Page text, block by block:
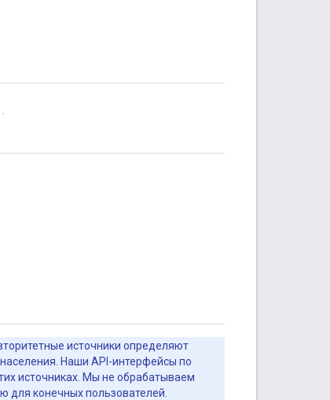
источники определяют
населения. Наши API-интерфейсы по
источниках. Мы не обрабатываем
для конечных пользователей.